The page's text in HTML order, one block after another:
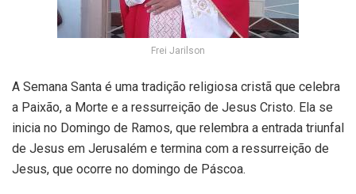
Frei Jarilson
A Semana Santa é uma tradição religiosa cristã que celebra
a Paixão, a Morte e a ressurreição de Jesus Cristo. Ela se
inicia no Domingo de Ramos, que relembra a entrada triunfal
de Jesus em Jerusalém e termina com a ressurreição de
Jesus, que ocorre no domingo de Páscoa.